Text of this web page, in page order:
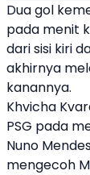
Dua gol
pada menit
dari sisi kiri
akhirnya
kanannya.
Khvicha
PSG pada
Nuno
mengecoh